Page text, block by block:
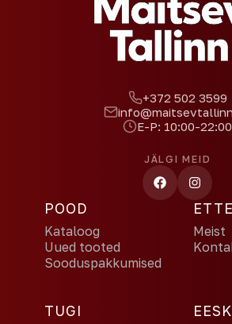
+372 502 3599
E-P: 10:00-22:00
JÄLGI MEID
POOD
Kataloog
Uued tooted
Sooduspakkumised
Meist
TUGI